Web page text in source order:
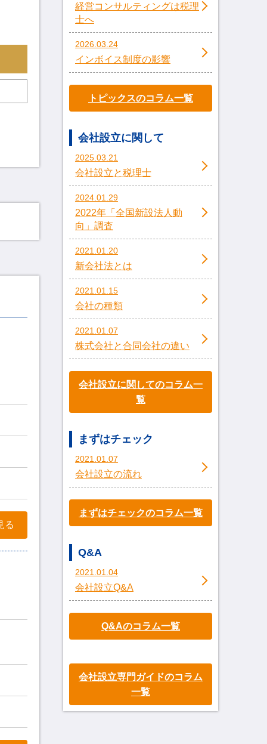
る
経営コンサルティングは税理
士へ
2026.03.24
インボイス制度の影響
トピックスのコラム一覧
会社設立に関して
2025.03.21
会社設立と税理士
2024.01.29
2022年「全国新設法人動
向」調査
2021.01.20
新会社法とは
2021.01.15
会社の種類
2021.01.07
株式会社と合同会社の違い
会社設立に関してのコラム一
覧
まずはチェック
2021.01.07
会社設立の流れ
まずはチェックのコラム一覧
Q&A
2021.01.04
会社設立Q&A
Q&Aのコラム一覧
会社設立専門ガイドのコラム
一覧